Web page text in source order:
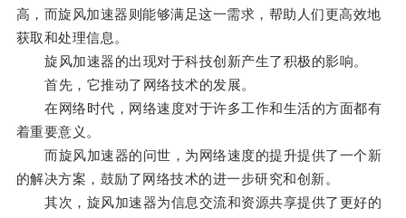
高，而旋风加速器则能够满足这一需求，帮助人们更高效地
获取和处理信息。
旋风加速器的出现对于科技创新产生了积极的影响。
首先，它推动了网络技术的发展。
在网络时代，网络速度对于许多工作和生活的方面都有
着重要意义。
而旋风加速器的问世，为网络速度的提升提供了一个新
的解决方案，鼓励了网络技术的进一步研究和创新。
其次，旋风加速器为信息交流和资源共享提供了更好的